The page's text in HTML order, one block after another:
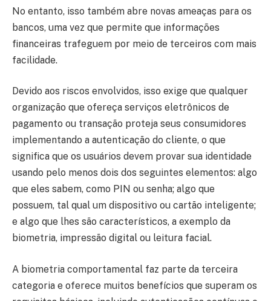
No entanto, isso também abre novas ameaças para os
bancos, uma vez que permite que informações
financeiras trafeguem por meio de terceiros com mais
facilidade.
Devido aos riscos envolvidos, isso exige que qualquer
organização que ofereça serviços eletrônicos de
pagamento ou transação proteja seus consumidores
implementando a autenticação do cliente, o que
significa que os usuários devem provar sua identidade
usando pelo menos dois dos seguintes elementos: algo
que eles sabem, como PIN ou senha; algo que
possuem, tal qual um dispositivo ou cartão inteligente;
e algo que lhes são característicos, a exemplo da
biometria, impressão digital ou leitura facial.
A biometria comportamental faz parte da terceira
categoria e oferece muitos benefícios que superam os